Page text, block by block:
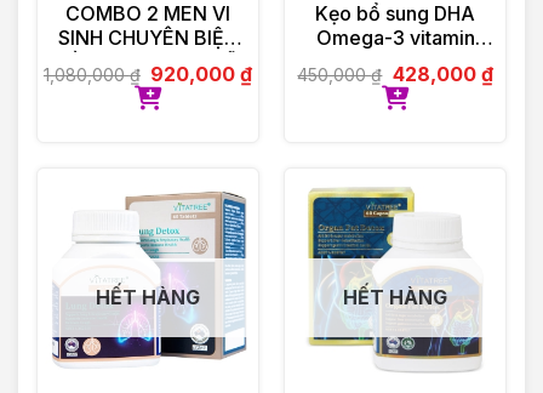
COMBO 2 MEN VI
SINH CHUYÊN BIỆT
DÀNH CHO PHỤ NỮ
NEUBIOTIC HER
1,080,000₫ 920,000₫
Kẹo bổ sung DHA
Omega-3 vitamin
Neubria Neu Kid- Anh
30 viên
450,000₫ 428,000 ₫
HẾT HÀNG HẾT HÀNG